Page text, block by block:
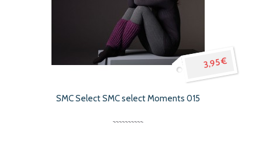
3,95 €
SMC Select SMC select Moments 015